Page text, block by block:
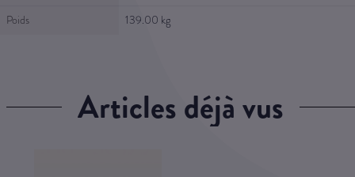
Poids
139.00 kg
articles déjà vus